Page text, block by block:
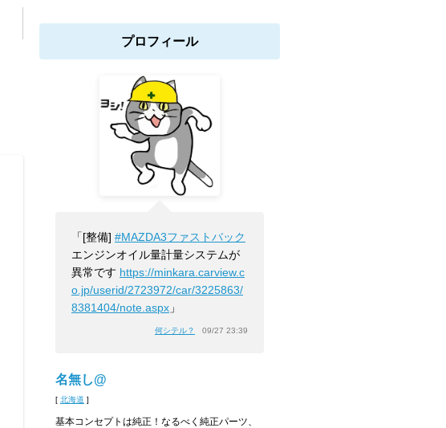
プロフィール
「[整備] #MAZDA3ファストバック
エンジンオイル量計量システムが
異常です https://minkara.carview.c
o.jp/userid/2723972/car/3225863/
8381404/note.aspx 」
何シテル？ 09/27 23:39
名無し@
[ 北海道 ]
基本コンセプトは純正！なるべく純正パーツ、